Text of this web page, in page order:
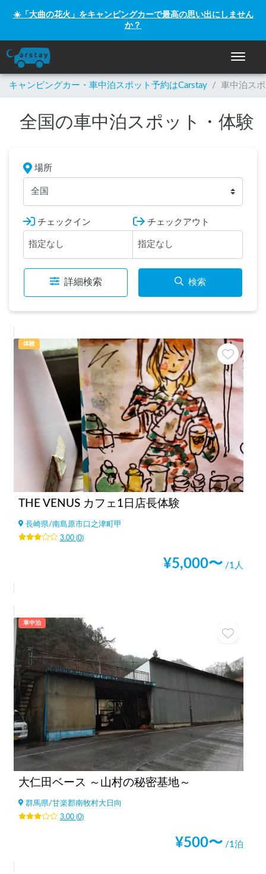
☀️「大曲の花火」をキャンピングカーで最高の思い出にしません
か？
ナビゲ
キャンピングカー・車中泊スポット予約はCarstay / 車中泊ス
全国の車中泊スポット・体験
場所
全国
チェックイン チェックアウト
詳細検索 検索
体験
THE VENUS カフェ1日店長体験
長崎県/南島原市口之津町甲
3.00(0)
¥5,000〜 /1人
車中泊
大仁田ベース ～山村の秘密基地～
群馬県/甘楽郡南牧村大日向
3.00(0)
¥500〜 /1泊